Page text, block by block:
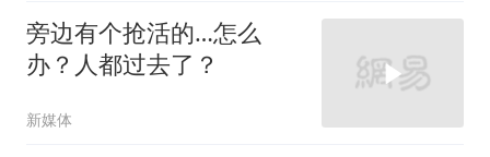
旁边有个抢活的…怎么
办？人都过去了？
新媒体